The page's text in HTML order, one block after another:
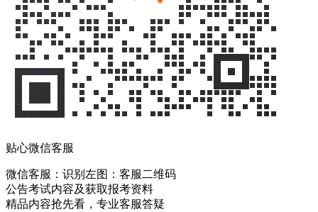
贴心微信客服
微信客服： 识别左图：客服二维码
公告考试内容及获取报考资料
精品内容抢先看，专业客服答疑